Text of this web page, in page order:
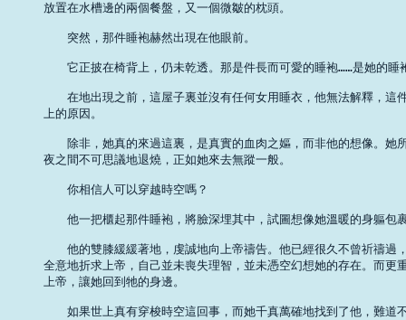
放置在水槽邊的兩個餐盤，又一個微皺的枕頭。
突然，那件睡袍赫然出現在他眼前。
它正披在椅背上，仍未乾透。那是件長而可愛的睡袍……是她的
在地出現之前，這屋子裏並沒有任何女用睡衣，他無法解釋，這
上的原因。
除非，她真的來過這裏，是真實的血肉之嫗，而非他的想像。她
夜之間不可思議地退燒，正如她來去無蹤一般。
你相信人可以穿越時空嗎？
他一把櫃起那件睡袍，將臉深埋其中，試圖想像她溫暖的身軀包
他的雙膝緩緩著地，虔誠地向上帝禱告。他已經很久不曾祈禱過
全意地折求上帝，自己並未喪失理智，並未憑空幻想她的存在。而
上帝，讓她回到牠的身邊。
如果世上真有穿梭時空這回事，而她千真萬確地找到了他，難道